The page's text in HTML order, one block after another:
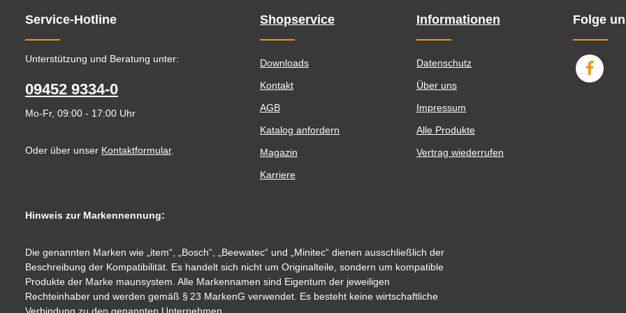
Service-Hotline
Unterstützung und Beratung unter:
09452 9334-0
Mo-Fr, 09:00 - 17:00 Uhr
Oder über unser Kontaktformular.
Shopservice
Downloads
Kontakt
AGB
Katalog anfordern
Magazin
Karriere
Informationen
Datenschutz
Über uns
Impressum
Alle Produkte
Vertrag wiederrufen
Folge
Hinweis zur Markennennung:
Die genannten Marken wie „item“, „Bosch“, „Beewatec“ und „Minitec“ dienen ausschließlich der
Beschreibung der Kompatibilität. Es handelt sich nicht um Originalteile, sondern um kompatible
Produkte der Marke maunsystem. Alle Markennamen sind Eigentum der jeweiligen
Rechteinhaber und werden gemäß § 23 MarkenG verwendet. Es besteht keine wirtschaftliche
Verbindung zu den genannten Unternehmen.